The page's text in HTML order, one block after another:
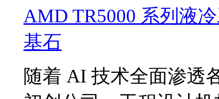
AMD TR5000 系列液
基石
随着 AI 技术全面渗透